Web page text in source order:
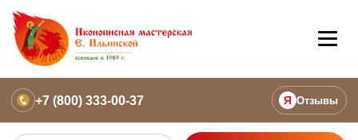
+7 (800) 333-00-37 Я Отзывы